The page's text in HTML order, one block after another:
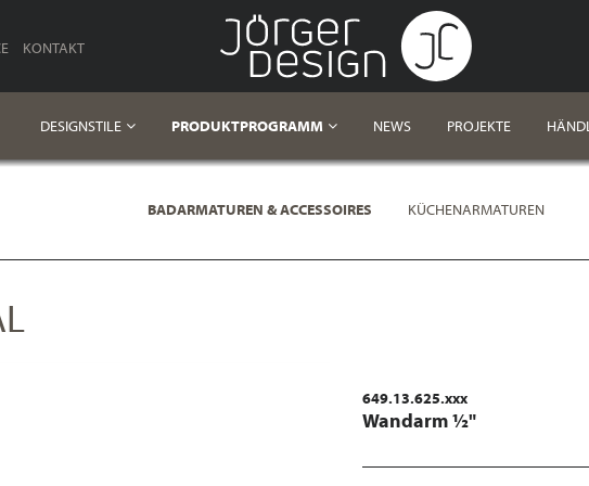
KONTAKT
DESIGNSTILE PRODUKTPROGRAMM NEWS PROJEKTE
BADARMATUREN & ACCESSOIRES KÜCHENARMATUREN
649.13.625.xxx
Wandarm ½"